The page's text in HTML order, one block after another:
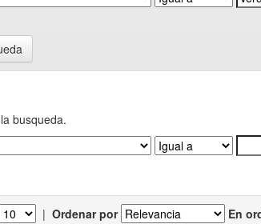
busqueda.
| Ordenar por En